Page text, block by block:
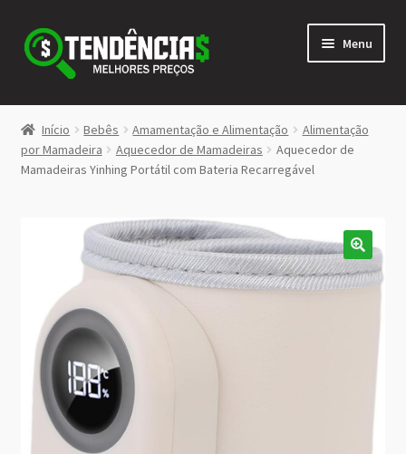
Pular
para
navegação
Pular
para
conteúdo
Menu
LOJA
<>
Início Bebês Amamentação e Alimentação
Alimentação
por Mamadeira
Aquecedor de Mamadeiras
Aquecedor de
Mamadeiras Yinhing Portátil com Bateria Recarregável